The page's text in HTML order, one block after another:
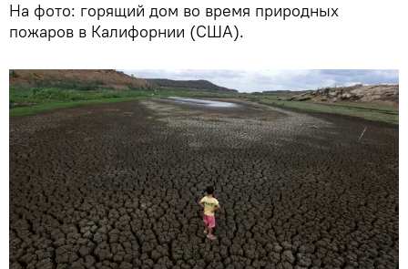
На фото: горящий дом во время природных
пожаров в Калифорнии (США).